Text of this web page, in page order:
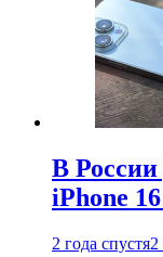
В
iPhone
2 года спустя2